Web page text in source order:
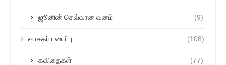
ஜூனின் செவ்வான வனம் (9)
வாசகர் படைப்பு (108)
கவிதைகள் (77)